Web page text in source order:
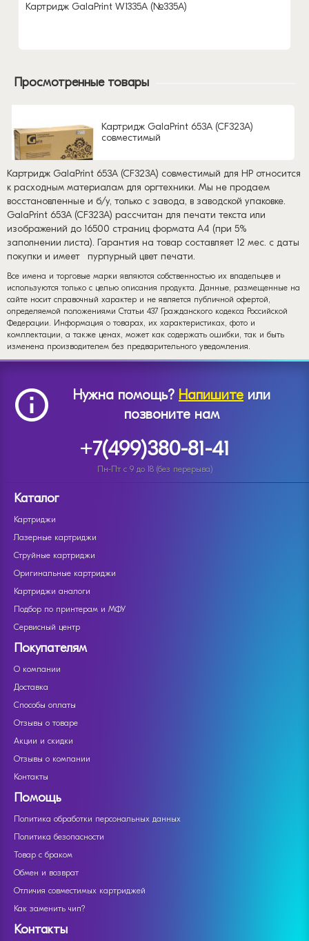
Картридж GalaPrint W1335A (№335A)
Просмотренные товары
Картридж GalaPrint 653A (CF323A)
совместимый
Картридж GalaPrint 653A (CF323A) совместимый для HP относится
к расходным материалам для оргтехники. Мы не продаем
восстановленные и б/у, только с завода, в заводской упаковке.
GalaPrint 653A (CF323A) рассчитан для печати текста или
изображений до 16500 страниц формата А4 (при 5%
заполнении листа). Гарантия на товар составляет 12 мес. с даты
покупки и имеет
пурпурный цвет печати.
Все имена и торговые марки являются собственностью их владельцев и
используются только с целью описания продукта. Данные, размещенные на
сайте носит справочный характер и не является публичной офертой,
определяемой положениями Статьи 437 Гражданского кодекса Российской
Федерации. Информация о товарах, их характеристиках, фото и
комплектации, а также ценах, может как содержать ошибки, так и быть
изменена производителем без предварительного уведомления.
Нужна помощь? Напишите или
позвоните нам
+7(499)380-81-41
Пн-Пт с 9 до 18 (без перерыва)
Каталог
Картриджи
Лазерные картриджи
Струйные картриджи
Оригинальные картриджи
Картриджи аналоги
Подбор по принтерам и МФУ
Сервисный центр
Покупателям
О компании
Доставка
Способы оплаты
Отзывы о товаре
Акции и скидки
Отзывы о компании
Контакты
Помощь
Политика обработки персональных данных
Политика безопасности
Товар с браком
Обмен и возврат
Отличия совместимых картриджей
Как заменить чип?
Контакты